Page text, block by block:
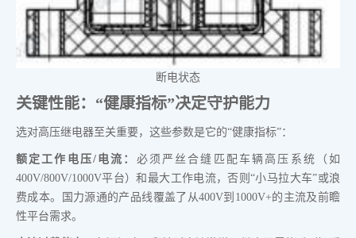
断电状态
关键性能：“健康指标”决定守护能力
选对高压继电器至关重要，这些参数是它的“健康指标”：
额定工作电压/电流： 必须严丝合缝匹配车辆高压系统（如
400V/800V/1000V平台）和最大工作电流，否则“小马拉大车”或浪
费成本。国力源通的产品线覆盖了从400V到1000V+的主流及前瞻
性平台需求。